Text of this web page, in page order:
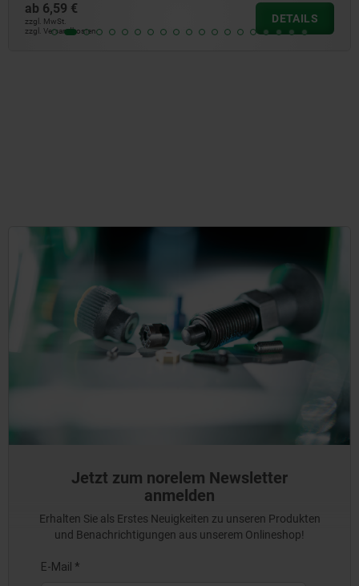
ab 6,59 €
zzgl. MwSt.
zzgl. Versandkosten
DETAILS
Jetzt zum norelem Newsletter
anmelden
Erhalten Sie als Erstes Neuigkeiten zu unseren Produkten
und Benachrichtigungen aus unserem Onlineshop!